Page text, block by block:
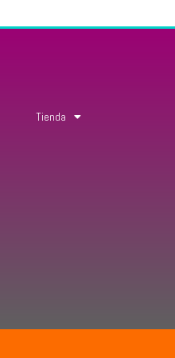
Tienda